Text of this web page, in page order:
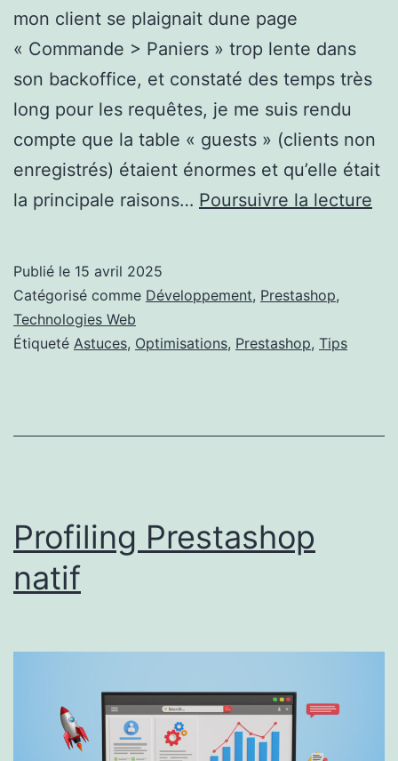
mon client se plaignait dune page
« Commande > Paniers » trop lente dans
son backoffice, et constaté des temps très
long pour les requêtes, je me suis rendu
compte que la table « guests » (clients non
enregistrés) étaient énormes et qu’elle était
la principale raisons… Poursuivre la lecture
Publié le 15 avril 2025
Catégorisé comme Développement, Prestashop,
Technologies Web
Étiqueté Astuces, Optimisations, Prestashop, Tips
Profiling Prestashop
natif